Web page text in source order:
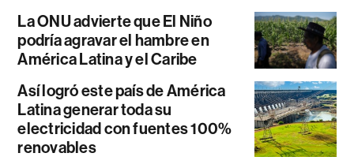
La ONU advierte que El Niño
podría agravar el hambre en
América Latina y el Caribe
Así logró este país de América
Latina generar toda su
electricidad con fuentes 100%
renovables